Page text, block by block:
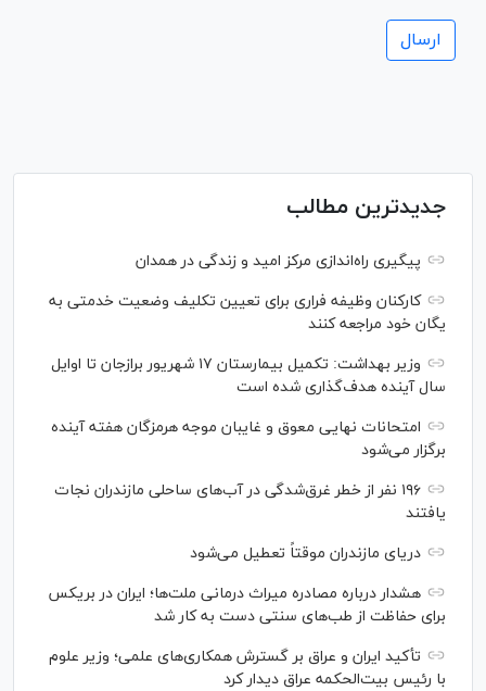
جدیدترین مطالب
پیگیری راه‌اندازی مرکز امید و زندگی در همدان
کارکنان وظیفه فراری برای تعیین تکلیف وضعیت خدمتی به
یگان خود مراجعه کنند
وزیر بهداشت: تکمیل بیمارستان ۱۷ شهریور برازجان تا اوایل
سال آینده هدف‌گذاری شده است
امتحانات نهایی معوق و غایبان موجه هرمزگان هفته آینده
برگزار می‌شود
۱۹۶ نفر از خطر غرق‌شدگی در آب‌های ساحلی مازندران نجات
یافتند
دریای مازندران موقتاً تعطیل می‌شود
هشدار درباره مصادره میراث درمانی ملت‌ها؛ ایران در بریکس
برای حفاظت از طب‌های سنتی دست به کار شد
تأکید ایران و عراق بر گسترش همکاری‌های علمی؛ وزیر علوم
با رئیس بیت‌الحکمه عراق دیدار کرد